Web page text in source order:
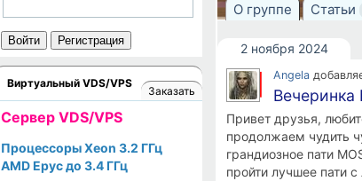
О группе Статьи
2 ноября 2024
Angela
Вечеринка
Привет друзья,
продолжаем чудить
грандиозное пати
пройти лучшее пати
Войти Регистрация
Виртуальный VDS/VPS
Заказать
Cервер VDS/VPS
Процессоры Xeon 3.2 ГГц
AMD Epyc до 3.4 ГГц